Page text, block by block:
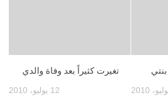
تغيرت كثيراً بعد وفاة والدي
12 يوليو، 2010